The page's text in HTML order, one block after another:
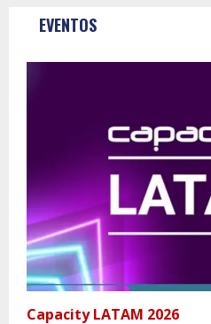
EVENTOS
Capacity LATAM 2026